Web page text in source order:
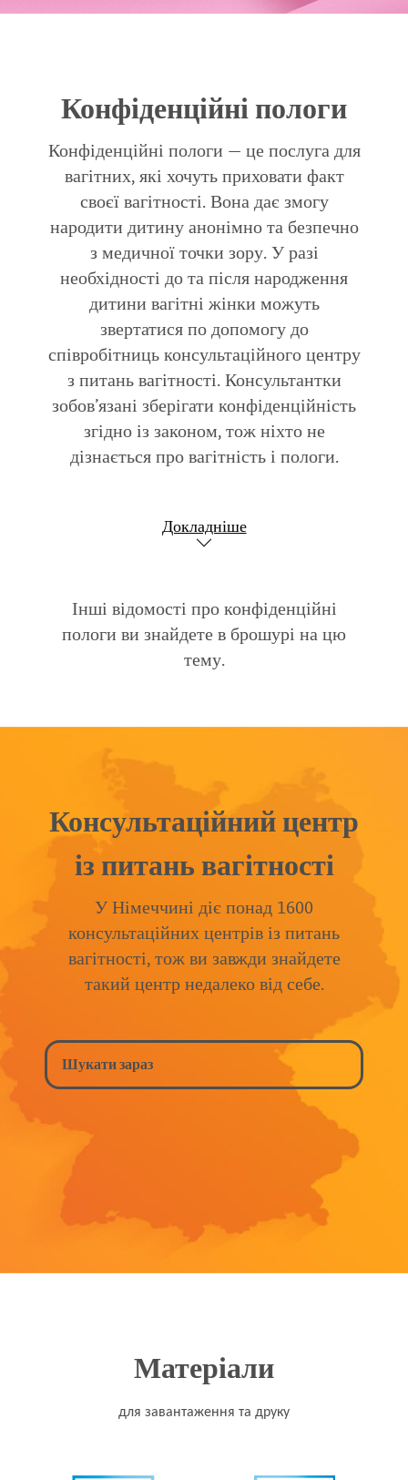
Конфіденційні пологи
Конфіденційні пологи — це послуга для
вагітних, які хочуть приховати факт
своєї вагітності. Вона дає змогу
народити дитину анонімно та безпечно
з медичної точки зору. У разі
необхідності до та після народження
дитини вагітні жінки можуть
звертатися по допомогу до
співробітниць консультаційного центру
з питань вагітності. Консультантки
зобов’язані зберігати конфіденційність
згідно із законом, тож ніхто не
дізнається про вагітність і пологи.
Докладніше
Інші відомості про конфіденційні
пологи ви знайдете в брошурі на цю
тему.
Консультаційний центр
із питань вагітності
У Німеччині діє понад 1600
консультаційних центрів із питань
вагітності, тож ви завжди знайдете
такий центр недалеко від себе.
Матеріали
для завантаження та друку